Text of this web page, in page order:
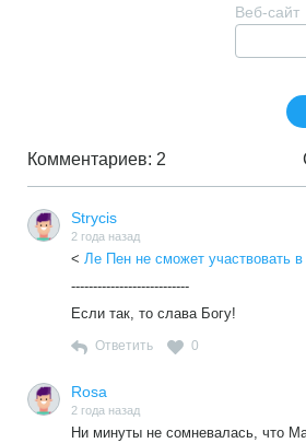
Веб-сайт
Комментариев: 2
Strycis
2 года назад
< Ле Пен не сможет участвовать
---------------------------
Если так, то слава Богу!
Ответить 0
Rosa
2 года назад
Ни минуты не сомневалась, что